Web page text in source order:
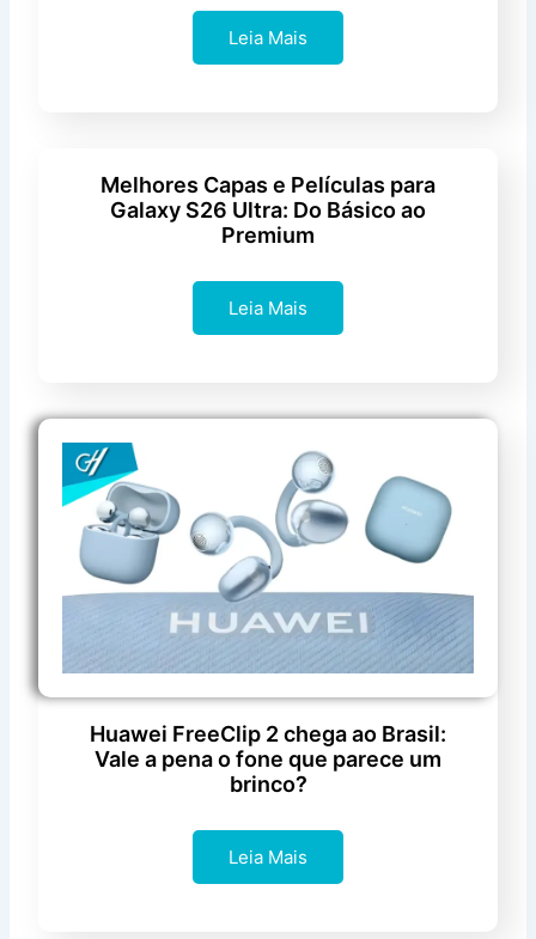
Leia Mais
Melhores Capas e Películas para
Galaxy S26 Ultra: Do Básico ao
Premium
Leia Mais
Huawei FreeClip 2 chega ao Brasil:
Vale a pena o fone que parece um
brinco?
Leia Mais